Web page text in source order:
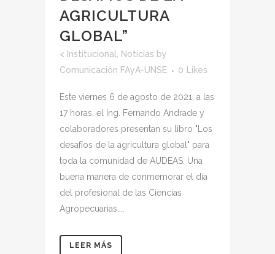
AGRICULTURA
GLOBAL”
< Institucional Noticias by
Comunicación FAyA-UNSE
0 Likes
Este viernes 6 de agosto de 2021, a las
17 horas, el Ing. Fernando Andrade y
colaboradores presentan su libro "Los
desafíos de la agricultura global" para
toda la comunidad de AUDEAS. Una
buena manera de conmemorar el día
del profesional de las Ciencias
Agropecuarias....
LEER MÁS